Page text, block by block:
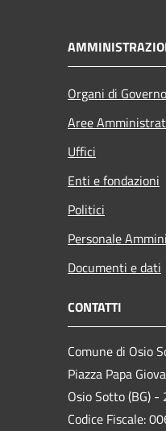
Organi di Governo
Aree
Uffici
Enti e fondazioni
Politici
Personale
Documenti e dati
CONTATTI
Comune di Osio
Piazza Papa
Osio Sotto (BG)
Codice Fiscale: